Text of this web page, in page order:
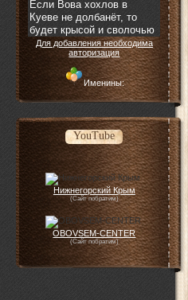
Для добавления необходима
авторизация
Именины:
YouTube
Нижнегорский Крым
(Сайт побратим)
OBOVSEM-CENTER
(Сайт побратим)